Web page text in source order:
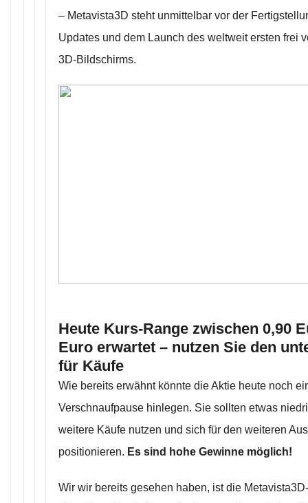
– Metavista3D steht unmittelbar vor der
Updates und dem Launch des weltweit ersten frei
3D-Bildschirms.
Heute Kurs-Range zwischen 0,90
Euro erwartet – nutzen Sie den
für Käufe
Wie bereits erwähnt könnte die Aktie heute noch
Verschnaufpause hinlegen. Sie sollten etwas
weitere Käufe nutzen und sich für den weiteren
positionieren. Es sind hohe Gewinne möglich!
Wir wir bereits gesehen haben, ist die